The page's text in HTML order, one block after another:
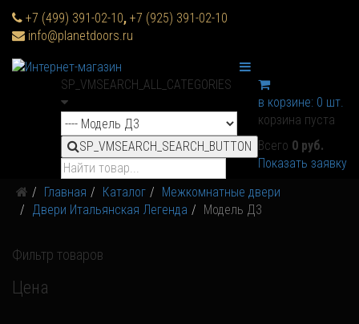
+7 (499) 391-02-10, +7 (925) 391-02-10
info@planetdoors.ru
в корзине: 0 шт.
корзина пуста
Всего 0 руб.
Показать заявку
SP_VMSEARCH_ALL_CATEGORIES
SP_VMSEARCH_SEARCH_BUTTON
Главная Каталог
Межкомнатные двери
Двери Итальянская Легенда
Модель Д3
Фильтр товаров
Цена